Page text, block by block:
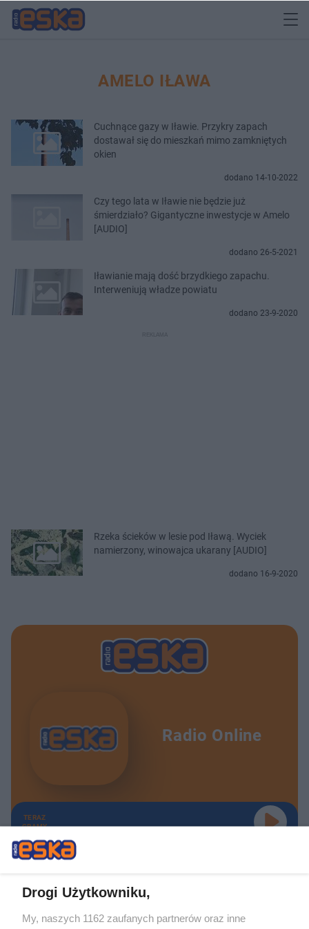
AMELO IŁAWA
Cuchnące gazy w Iławie. Przykry zapach
dostawał się do mieszkań mimo zamkniętych
okien
dodano 14-10-2022
Czy tego lata w Iławie nie będzie już
śmierdziało? Gigantyczne inwestycje w Amelo
[AUDIO]
dodano 26-5-2021
Iławianie mają dość brzydkiego zapachu.
Interweniują władze powiatu
dodano 23-9-2020
Rzeka ścieków w lesie pod Iławą. Wyciek
namierzony, winowajca ukarany [AUDIO]
dodano 16-9-2020
Radio Online
TERAZ
GRAMY
Żaden utwór zamieszczony w serwisie nie może być powielany i
Drogi Użytkowniku,
My, naszych 1162 zaufanych partnerów oraz inne